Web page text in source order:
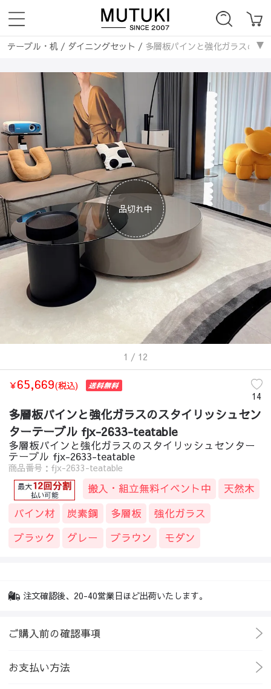
テーブル・机 / ダイニングセット / 多層板パインと強化ガラスの
テーブル・机
ダイニングテーブル
多層板パインと強化ガラス
ローテーブル・センターテーブル
木製
多層板パインと強化ガ
ローテーブル・センターテーブル
ガラス天板 /
多層板パインと
ローテーブル・センターテーブル
丸いテーブル 多層板パインと
品切れ中
1 / 12
￥65,669(税込)
14
多層板パインと強化ガラスのスタイリッシュセン
ターテーブル fjx-2633-teatable
多層板パインと強化ガラスのスタイリッシュセンター
テーブル fjx-2633-teatable
商品番号：fjx-2633-teatable
搬入・組立無料イベント中
天然木
パイン材
炭素鋼 多層板
強化ガラス
ブラック
グレー ブラウン モダン
注文確認後、20-40営業日ほど出荷いたします。
ご購入前の確認事項
お支払い方法